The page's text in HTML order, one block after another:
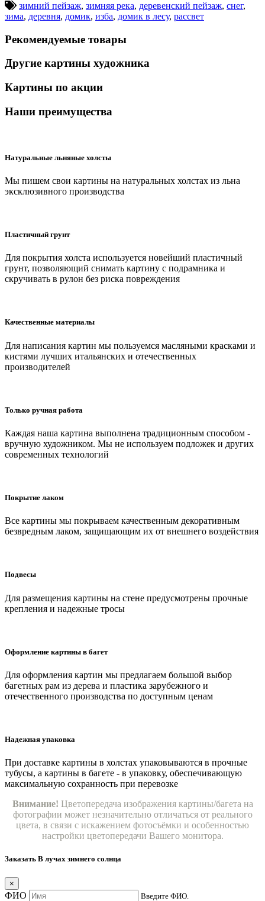
зимний пейзаж, зимняя река, деревенский пейзаж, снег,
зима, деревня, домик, изба, домик в лесу, рассвет
Рекомендуемые товары
Другие картины художника
Картины по акции
Наши преимущества
Натуральные льняные холсты
Мы пишем свои картины на натуральных холстах из льна
эксклюзивного производства
Пластичный грунт
Для покрытия холста используется новейший пластичный
грунт, позволяющий снимать картину с подрамника и
скручивать в рулон без риска повреждения
Качественные материалы
Для написания картин мы пользуемся масляными красками и
кистями лучших итальянских и отечественных
производителей
Только ручная работа
Каждая наша картина выполнена традиционным способом -
вручную художником. Мы не используем подложек и других
современных технологий
Покрытие лаком
Все картины мы покрываем качественным декоративным
безвредным лаком, защищающим их от внешнего воздействия
Подвесы
Для размещения картины на стене предусмотрены прочные
крепления и надежные тросы
Оформление картины в багет
Для оформления картин мы предлагаем большой выбор
багетных рам из дерева и пластика зарубежного и
отечественного производства по доступным ценам
Надежная упаковка
При доставке картины в холстах упаковываются в прочные
тубусы, а картины в багете - в упаковку, обеспечивающую
максимальную сохранность при перевозке
Внимание! Цветопередача изображения картины/багета на
фотографии может незначительно отличаться от реального
цвета, в связи с искажением фотосъёмки и особенностью
настройки цветопередачи Вашего монитора.
Заказать В лучах зимнего солнца
×
ФИО Введите ФИО.